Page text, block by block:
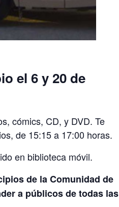
el 6 y 20 de
cómics, CD, y DVD. Te
de 15:15 a 17:00 horas.
en biblioteca móvil.
de la Comunidad de
a públicos de todas las